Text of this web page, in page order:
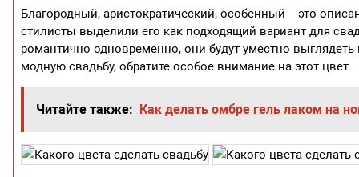
Благородный, аристократический, особенный – это
стилисты выделили его как подходящий вариант для
романтично одновременно, они будут уместно
модную свадьбу, обратите особое внимание на этот цвет.
Читайте также: Как делать омбре гель лаком на